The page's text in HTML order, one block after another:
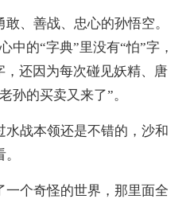
、善战、忠心的孙悟空。
中的“字典”里没有“怕”字，
，还因为每次碰见妖精、唐
孙的买卖又来了”。
水战本领还是不错的，沙和
一个奇怪的世界，那里面全